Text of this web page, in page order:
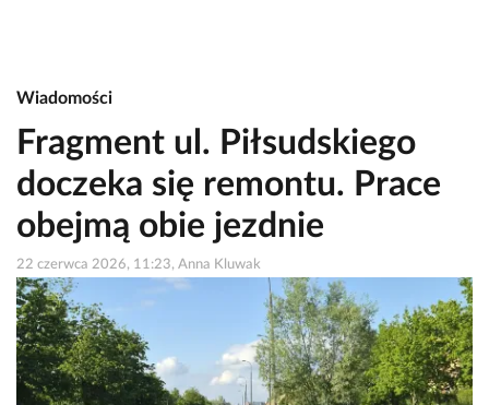
Wiadomości
Fragment ul. Piłsudskiego
doczeka się remontu. Prace
obejmą obie jezdnie
22 czerwca 2026, 11:23, Anna Kluwak